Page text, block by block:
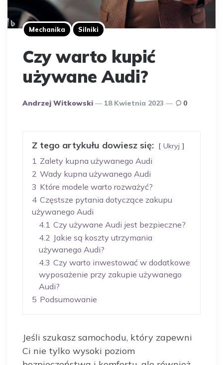
Mechanika Silniki
Czy warto kupić
używane Audi?
Opublikowany
Andrzej Witkowski 18 Kwietnia 2023 0
Z tego artykułu dowiesz się: Ukryj
1 Zalety kupna używanego Audi
2 Wady kupna używanego Audi
3 Które modele warto rozważyć?
4 Częstsze pytania dotyczące zakupu
używanego Audi
4.1 Czy używane Audi jest bezpieczne?
4.2 Jakie są koszty utrzymania
używanego Audi?
4.3 Czy warto inwestować w dodatkowe
wyposażenie przy zakupie używanego
Audi?
5 Podsumowanie
Jeśli szukasz samochodu, który zapewni
Ci nie tylko wysoki poziom